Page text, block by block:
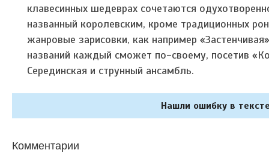
клавесинных шедеврах сочетаются
названный королевским, кроме традиционных
жанровые зарисовки, как например
названий каждый сможет по-своему, посетив
Серединская и струнный ансамбль.
Нашли ошибку в
Комментарии